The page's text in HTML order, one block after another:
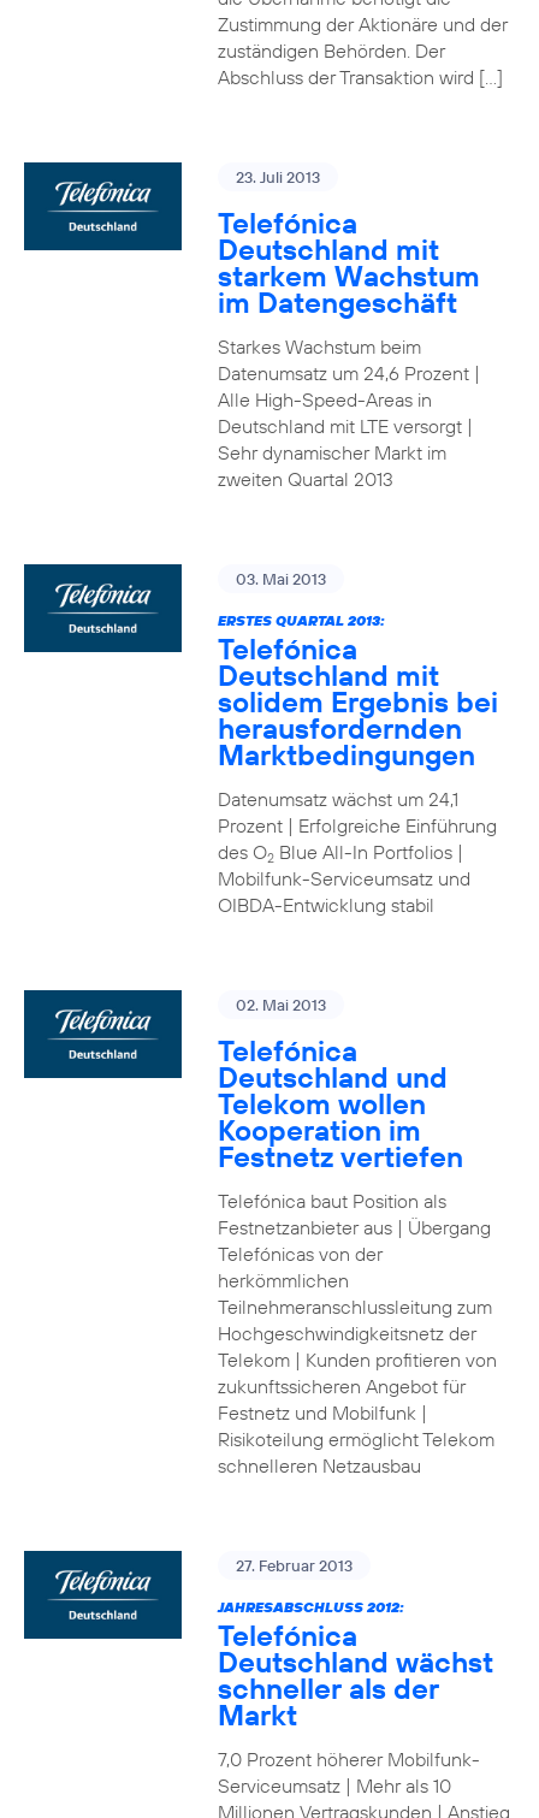
Zustimmung der Aktionäre und der
zuständigen Behörden. Der
Abschluss der Transaktion wird […]
23. Juli 2013
Telefónica
Deutschland mit
starkem Wachstum
im Datengeschäft
Starkes Wachstum beim
Datenumsatz um 24,6 Prozent |
Alle High-Speed-Areas in
Deutschland mit LTE versorgt |
Sehr dynamischer Markt im
zweiten Quartal 2013
03. Mai 2013
ERSTES QUARTAL 2013:
Telefónica
Deutschland mit
solidem Ergebnis bei
herausfordernden
Marktbedingungen
Datenumsatz wächst um 24,1
Prozent | Erfolgreiche Einführung
des O2Blue All-In Portfolios |
Mobilfunk-Serviceumsatz und
OIBDA-Entwicklung stabil
02. Mai 2013
Telefónica
Deutschland und
Telekom wollen
Kooperation im
Festnetz vertiefen
Telefónica baut Position als
Festnetzanbieter aus | Übergang
Telefónicas von der
herkömmlichen
Teilnehmeranschlussleitung zum
Hochgeschwindigkeitsnetz der
Telekom | Kunden profitieren von
zukunftssicheren Angebot für
Festnetz und Mobilfunk |
Risikoteilung ermöglicht Telekom
schnelleren Netzausbau
27. Februar 2013
JAHRESABSCHLUSS 2012:
Telefónica
Deutschland wächst
schneller als der
Markt
7,0 Prozent höherer Mobilfunk-
Serviceumsatz | Mehr als 10
Millionen Vertragskunden | Anstieg